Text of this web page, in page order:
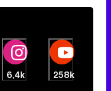
6,4k 258k